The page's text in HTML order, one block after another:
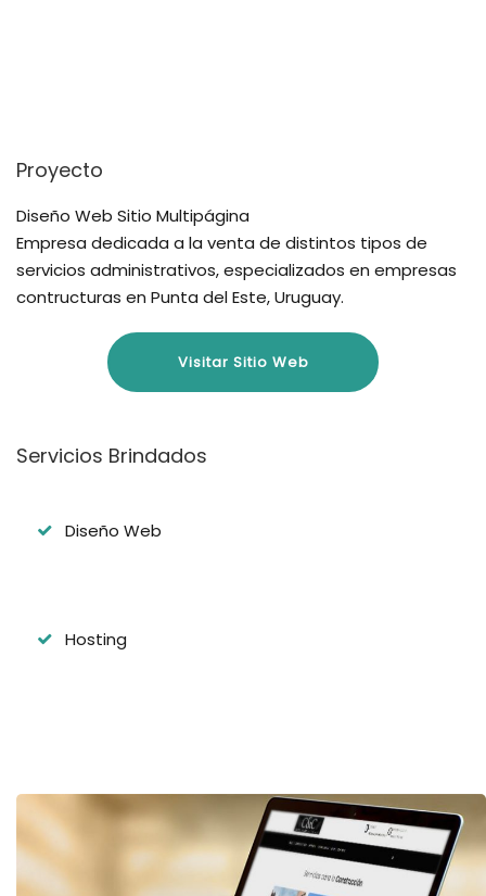
Proyecto
Diseño Web Sitio Multipágina
Empresa dedicada a la venta de distintos tipos de
servicios administrativos, especializados en empresas
contructuras en Punta del Este, Uruguay.
Visitar Sitio Web
Servicios Brindados
Diseño Web
Hosting